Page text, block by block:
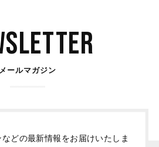
メールマガジン
どの最新情報をお届けいたしま